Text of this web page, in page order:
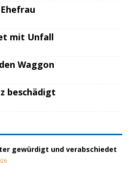
mit Unfall
Waggon
beschädigt
gewürdigt und verabschiedet